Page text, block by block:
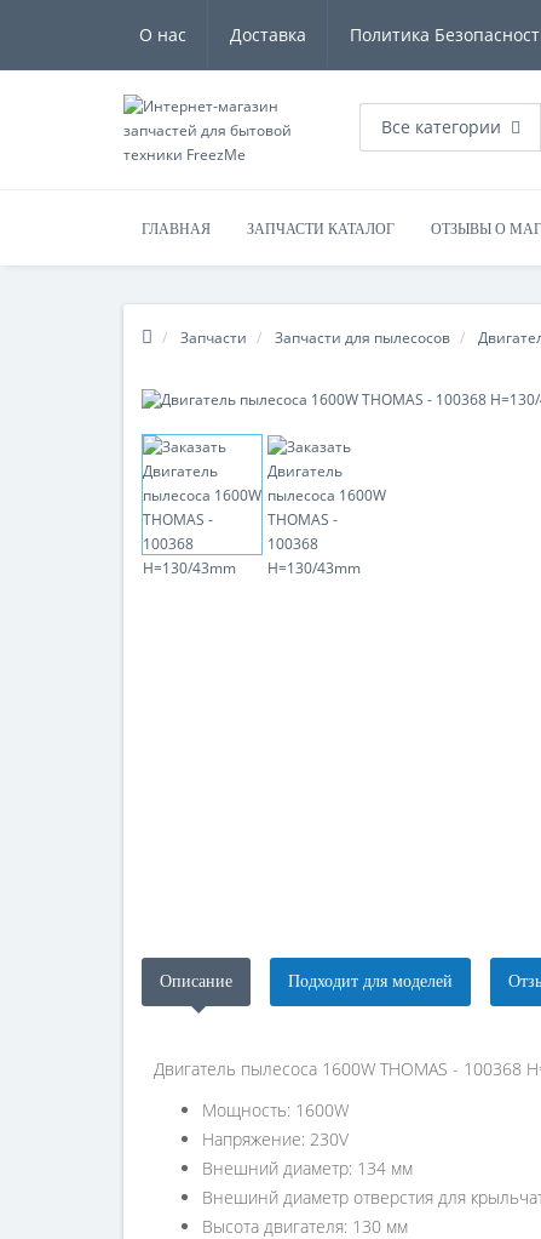
О нас Доставка Политика
Все категории
ГЛАВНАЯ ЗАПЧАСТИ КАТАЛОГ ОТЗЫВЫ О
Запчасти Запчасти для пылесосов
Описание Подходит для моделей
Двигатель пылесоса 1600W THOMAS - 100368
Мощность: 1600W
Напряжение: 230V
Внешний диаметр: 134 мм
Внешинй диаметр отверстия для
Высота двигателя: 130 мм